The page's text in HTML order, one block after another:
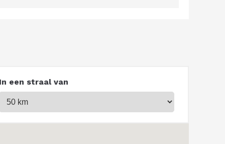
In een straal van